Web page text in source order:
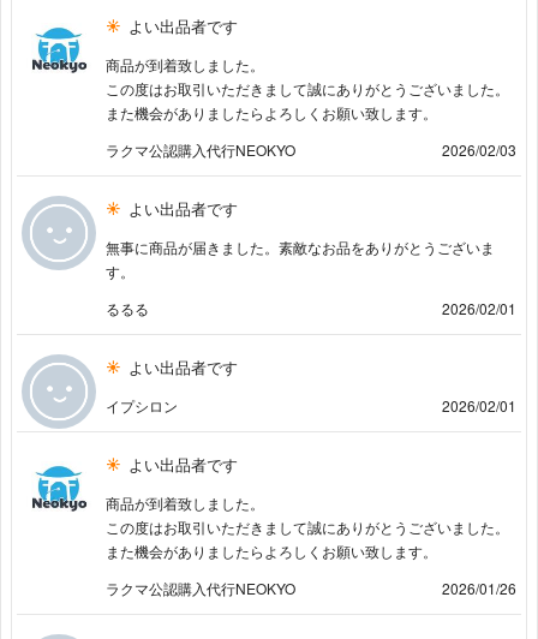
よい出品者です
商品が到着致しました。
この度はお取引いただきまして誠にありがとうございました。
また機会がありましたらよろしくお願い致します。
ラクマ公認購入代行NEOKYO
2026/02/03
よい出品者です
無事に商品が届きました。素敵なお品をありがとうございま
す。
るるる
2026/02/01
よい出品者です
イプシロン 2026/02/01
よい出品者です
商品が到着致しました。
この度はお取引いただきまして誠にありがとうございました。
また機会がありましたらよろしくお願い致します。
ラクマ公認購入代行NEOKYO
2026/01/26